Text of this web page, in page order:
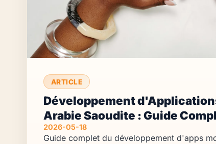
ARTICLE
Développement
Arabie Saoudite : Guide
2026-05-18
Guide complet du développement d'apps